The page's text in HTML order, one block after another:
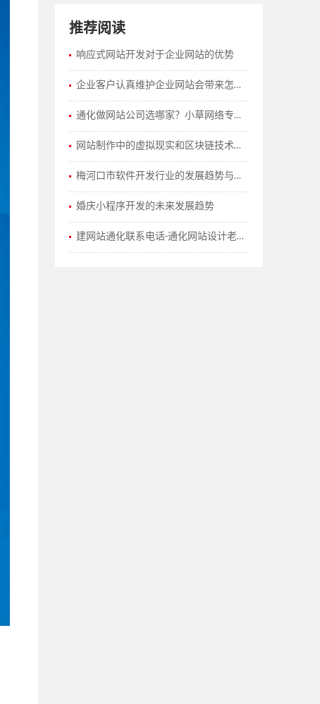
推荐阅读
响应式网站开发对于企业网站的优势
企业客户认真维护企业网站会带来怎样的效果？
通化做网站公司选哪家？小草网络专业建站
网站制作中的虚拟现实和区块链技术的应用
梅河口市软件开发行业的发展趋势与前沿应用
婚庆小程序开发的未来发展趋势
建网站通化联系电话-通化网站设计老品牌小草网络